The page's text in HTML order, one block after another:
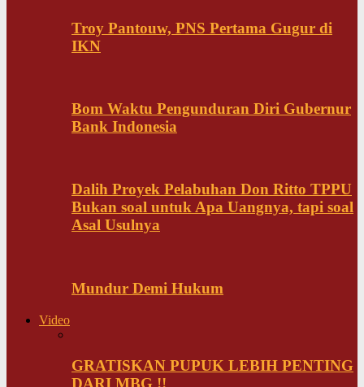
Troy Pantouw, PNS Pertama Gugur di
IKN
Bom Waktu Pengunduran Diri Gubernur
Bank Indonesia
Dalih Proyek Pelabuhan Don Ritto TPPU
Bukan soal untuk Apa Uangnya, tapi soal
Asal Usulnya
Mundur Demi Hukum
Video
GRATISKAN PUPUK LEBIH PENTING
DARI MBG !!